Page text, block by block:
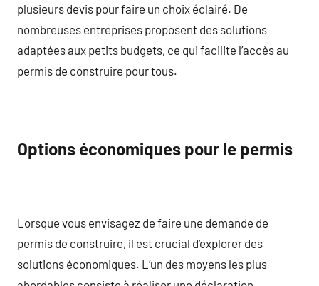
plusieurs devis pour faire un choix éclairé. De
nombreuses entreprises proposent des solutions
adaptées aux petits budgets, ce qui facilite l’accès au
permis de construire pour tous.
Options économiques pour le permis
Lorsque vous envisagez de faire une demande de
permis de construire, il est crucial d’explorer des
solutions économiques. L’un des moyens les plus